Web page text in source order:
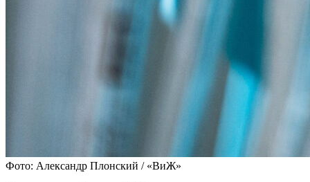
Фото: Александр Плонский / «ВиЖ»